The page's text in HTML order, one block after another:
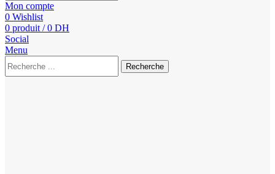
Mon compte
0 Wishlist
0 produit / 0 DH
Social
Menu
Recherche